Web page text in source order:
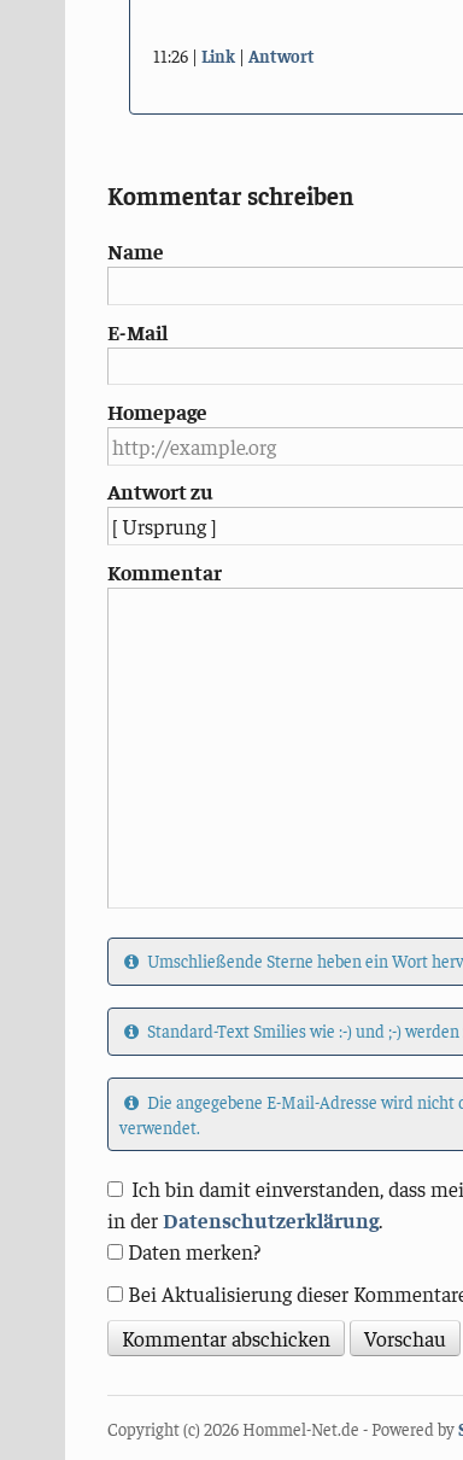
11:26 Link Antwort
Kommentar schreiben
Name
E-Mail
Homepage
Antwort zu
Kommentar
Umschließende Sterne heben ein Wort
Standard-Text Smilies wie :-) und ;-)
Die angegebene E-Mail-Adresse wird
verwendet.
Ich bin damit einverstanden, dass
in derDatenschutzerklärung.
Daten merken?
Bei Aktualisierung dieser
Copyright (c) 2026 Hommel-Net.de - Powered by